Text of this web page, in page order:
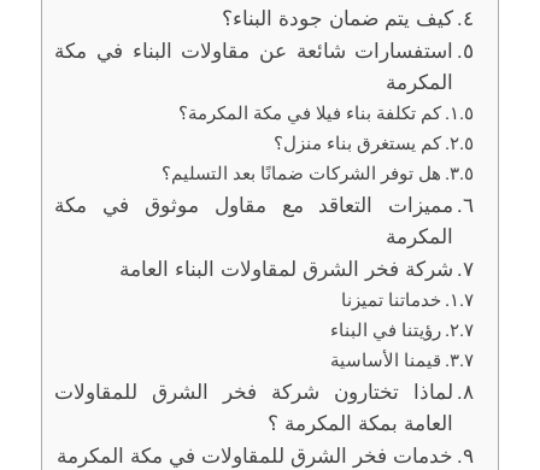
كيف يتم ضمان جودة البناء؟
استفسارات شائعة عن مقاولات البناء في مكة
المكرمة
كم تكلفة بناء فيلا في مكة المكرمة؟
كم يستغرق بناء منزل؟
هل توفر الشركات ضمانًا بعد التسليم؟
مميزات التعاقد مع مقاول موثوق في مكة
المكرمة
شركة فخر الشرق لمقاولات البناء العامة
خدماتنا تميزنا
رؤيتنا في البناء
قيمنا الأساسية
لماذا تختارون شركة فخر الشرق للمقاولات
العامة بمكة المكرمة ؟
خدمات فخر الشرق للمقاولات في مكة المكرمة